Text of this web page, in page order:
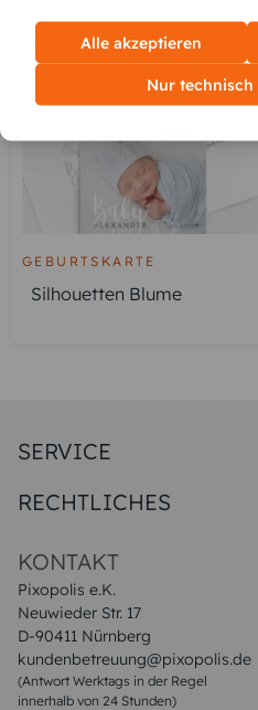
KUNDEN
GEBURTSKARTE
Silhouetten Blume
KONTAKT
Pixopolis e.K.
Neuwieder Str. 17
D-90411 Nürnberg
kundenbetreuung@pixopolis.de
(Antwort Werktags in der Regel
innerhalb von 24 Stunden)
SERVICE
Druck & Qualitat
RECHTLICHES
Impressum & AGB
Alle akzeptieren
Nur